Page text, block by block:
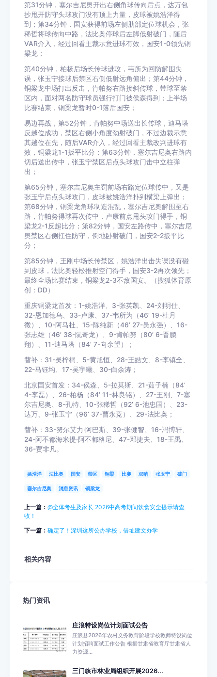
第31分钟，塞尔吉尼奥开出右侧角球传向后点，达万包
抄甩开防守头球攻门没有顶上力量，皮球被姚浩洋得
到；第34分钟，国安获得前场左侧肋部定位球机会，张
稀哲将球传向中路，法比奥停球后左脚低射破门，随后
VAR介入，经过回看主裁示意进球有效，国安1-0领先铜
梁龙；
第40分钟，柏杨后场长传球进攻，韦所为回防解围失
误，张玉宁接球后禁区右侧低射远角偏出；第44分钟，
铜梁龙中场打出反击，肯帕努右路接斜传球，带球至禁
区内，面对两名防守球员强行打门被侯森得到；上半场
比赛结束，铜梁龙暂时0-1落后国安；
易边再战，第52分钟，肯帕努中场送出长传球，迪马塔
反越位成功，禁区右侧小角度劲射破门，不过边裁示意
其越位在先，随后VAR介入，经过回看主裁改判进球有
效，铜梁龙1-1扳平比分；第63分钟，塞尔吉尼奥右路内
切后送出传中，张玉宁禁区后点头球攻门击中立柱弹
出；
第65分钟，塞尔吉尼奥主罚前场右路定位球传中，又是
张玉宁后点头球攻门，皮球被姚浩洋扑到横梁上弹出；
第68分钟，铜梁龙角球制造混乱，塞尔吉尼奥解围至右
路，肯帕努得球再次传中，卢康前点甩头攻门得手，铜
梁龙2-1反超比分；第82分钟，国安左路传中，塞尔吉尼
奥禁区右侧扛住防守，倒地卧射破门，国安2-2扳平比
分；
第85分钟，王刚中场长传禁区，姚浩洋出击失误没有碰
到皮球，法比奥轻松推射空门得手，国安3-2再次领先；
最终全场比赛结束，铜梁龙2-3不敌国安。（搜狐体育原
创：DD）
重庆铜梁龙首发：1-姚浩洋、3-张英凯、24-刘明仕、
32-恩加德乌、33-卢康、37-韦所为（46’ 19-杜月
徵）、10-阿马杜、15-陈纯新（46’ 27-吴永强）、16-
张志雄（46’ 38-阮奇龙）、9-肯帕努（80’ 6-晋鹏
翔）、11-迪马塔（84’ 7-向余望）；
替补：31-吴梓桐、5-黄旭恒、28-王皓文、8-李镇全、
22-马钰均、17-吴宇曦、30-白余涛；
北京国安首发：34-侯森、5-拉莫斯、21-茹子楠（84’
4-李磊）、26-柏杨（84’ 11-林良铭）、27-王刚、7-塞
尔吉尼奥、8-孔特、10-张稀哲（92’ 6-池忠国）、23-
达万、9-张玉宁（96’ 37-曹永竞）、29-法比奥；
替补：33-努尔艾力·阿巴斯、39-张健智、16-冯博轩、
24-阿不都海米提·阿不都格尼、47-邓捷夫、18-王禹、
36-贾非凡。
姚浩洋 法比奥 国安 禁区 铜梁 比赛 双响 张玉宁 破门
塞尔吉尼奥 消息资讯 铜梁龙
上一篇： @全体考生及家长 2026中高考期间饮食安全提示请查
收！
下一篇： 确定了！深圳这所公办学校，借址建文办学
相关内容
热门资讯
庄浪特设岗位计划面试公告
庄浪县2026年农村义务教育阶段学校教师特设岗位
计划招聘面试工作公告 根据甘肃省教育厅甘肃省人
力资源...
三门峡市林业局组织开展2026...